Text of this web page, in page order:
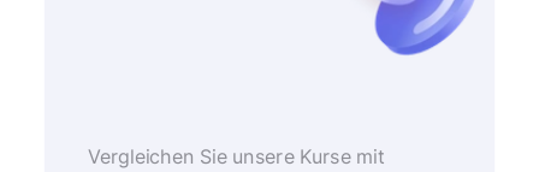
Vergleichen Sie unsere Kurse mit